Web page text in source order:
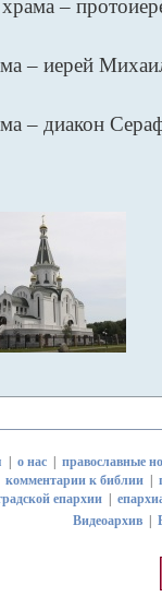
–
– иерей
– диакон
о нас| православные
комментарии к библии
епархии|
Видеоархив